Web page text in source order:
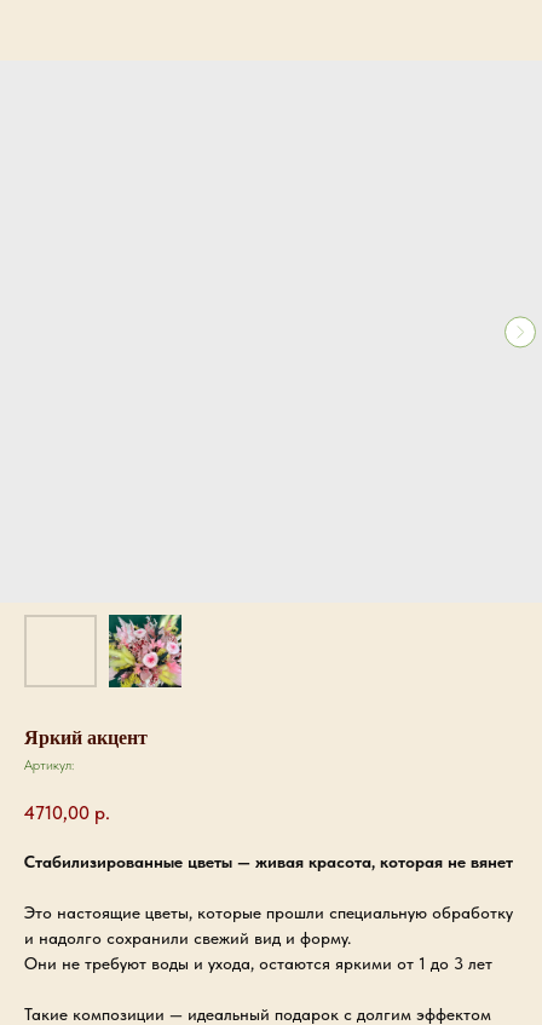
Яркий акцент
Артикул:
4710,00 р.
Стабилизированные цветы — живая красота, которая не вянет
Это настоящие цветы, которые прошли специальную обработку
и надолго сохранили свежий вид и форму.
Они не требуют воды и ухода, остаются яркими от 1 до 3 лет
Такие композиции — идеальный подарок с долгим эффектом